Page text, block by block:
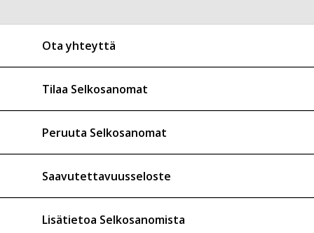
Ota yhteyttä
Tilaa Selkosanomat
Peruuta Selkosanomat
Saavutettavuusseloste
Lisätietoa Selkosanomista